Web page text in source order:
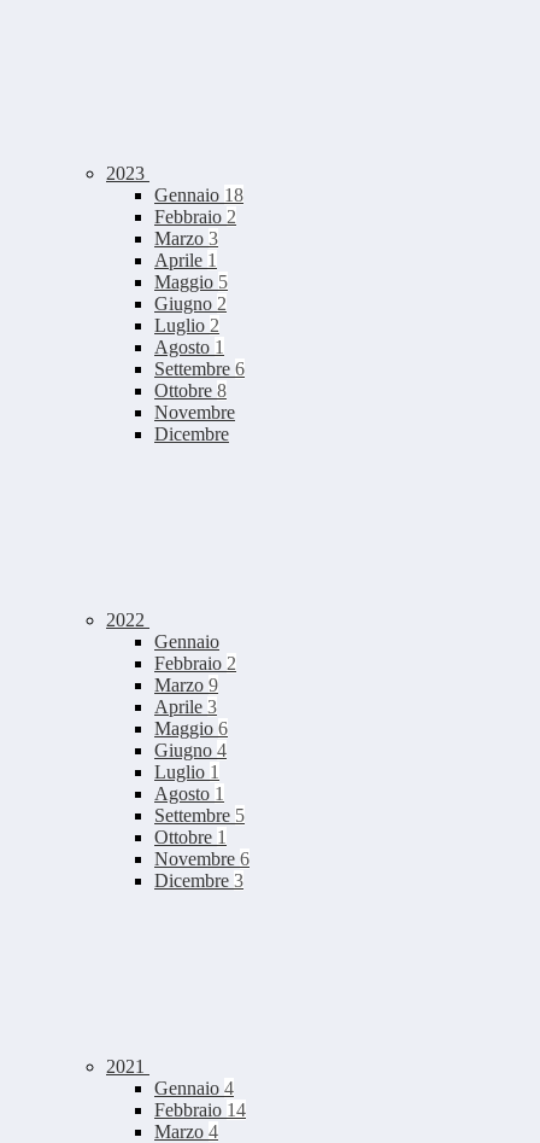
2023
Gennaio 18
Febbraio 2
Marzo 3
Aprile 1
Maggio 5
Giugno 2
Luglio 2
Agosto 1
Settembre 6
Ottobre 8
Novembre
Dicembre
2022
Gennaio
Febbraio 2
Marzo 9
Aprile 3
Maggio 6
Giugno 4
Luglio 1
Agosto 1
Settembre 5
Ottobre 1
Novembre 6
Dicembre 3
2021
Gennaio 4
Febbraio 14
Marzo 4